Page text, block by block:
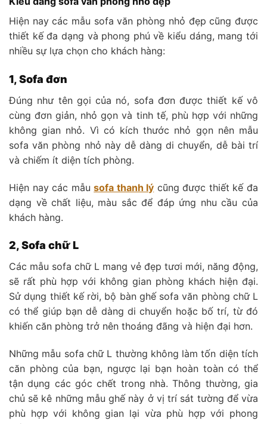
Hiện nay các mẫu sofa văn phòng nhỏ đẹp cũng được
thiết kế đa dạng và phong phú về kiểu dáng, mang tới
nhiều sự lựa chọn cho khách hàng:
1, Sofa đơn
Đúng như tên gọi của nó, sofa đơn được thiết kế vô
cùng đơn giản, nhỏ gọn và tinh tế, phù hợp với những
không gian nhỏ. Vì có kích thước nhỏ gọn nên mẫu
sofa văn phòng nhỏ này dễ dàng di chuyển, dễ bài trí
và chiếm ít diện tích phòng.
Hiện nay các mẫusofa thanh lý cũng được thiết kế đa
dạng về chất liệu, màu sắc để đáp ứng nhu cầu của
khách hàng.
2, Sofa chữ L
Các mẫu sofa chữ L mang vẻ đẹp tươi mới, năng động,
sẽ rất phù hợp với không gian phòng khách hiện đại.
Sử dụng thiết kế rời, bộ bàn ghế sofa văn phòng chữ L
có thể giúp bạn dễ dàng di chuyển hoặc bố trí, từ đó
khiến căn phòng trở nên thoáng đãng và hiện đại hơn.
Những mẫu sofa chữ L thường không làm tốn diện tích
căn phòng của bạn, ngược lại bạn hoàn toàn có thể
tận dụng các góc chết trong nhà. Thông thường, gia
chủ sẽ kê những mẫu ghế này ở vị trí sát tường để vừa
phù hợp với không gian lại vừa phù hợp với phong